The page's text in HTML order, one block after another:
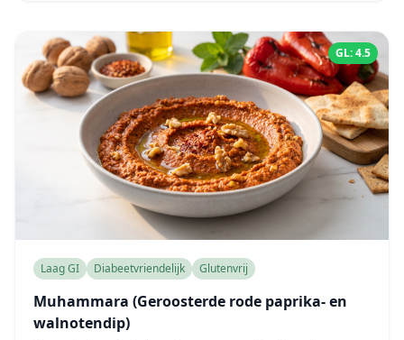
GL: 4.5
Laag GI Diabeetvriendelijk Glutenvrij
Muhammara (Geroosterde rode paprika- en
walnotendip)